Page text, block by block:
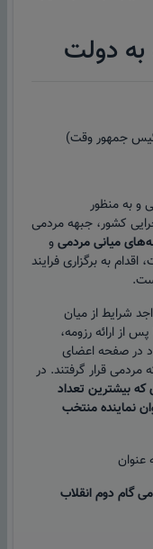
به دولت
جمهور وقت)
و به منظور
کشور، جبهه مردمی
میانی مردمیو
به برگزاری فرایند
شرایط از میان
از ارائه رزومه،
در صفحه اعضای
قرار گرفتند. در
که بیشترین تعداد
نماینده منتخب
عنوان
گام دوم انقلاب